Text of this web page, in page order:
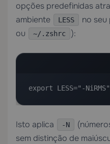
opções predefinidas
ambiente
LESS no seu
ou ~/.zshrc ):
export LESS="-NiRMS"
Isto aplica -N
sem distinção de